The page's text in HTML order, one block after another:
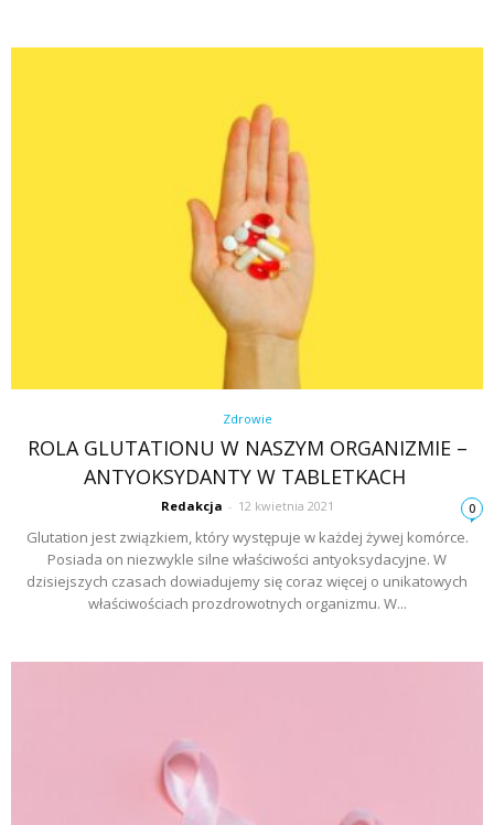
Zdrowie
ROLA GLUTATIONU W NASZYM ORGANIZMIE –
ANTYOKSYDANTY W TABLETKACH
Redakcja - 12 kwietnia 2021 0
Glutation jest związkiem, który występuje w każdej żywej komórce.
Posiada on niezwykle silne właściwości antyoksydacyjne. W
dzisiejszych czasach dowiadujemy się coraz więcej o unikatowych
właściwościach prozdrowotnych organizmu. W...